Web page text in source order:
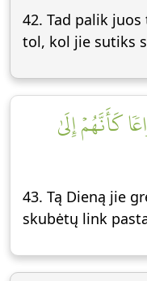
42. Tad palik
tol, kol jie sutiks
كَأَنَّهُمۡ إِلَىٰ
43. Tą Dieną jie
skubėtų link